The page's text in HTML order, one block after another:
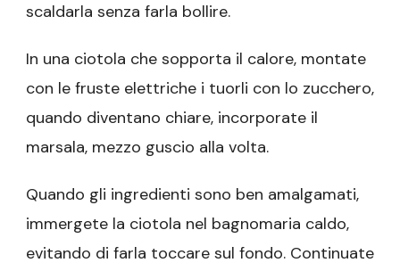
scaldarla senza farla bollire.
In una ciotola che sopporta il calore, montate
con le fruste elettriche i tuorli con lo zucchero,
quando diventano chiare, incorporate il
marsala, mezzo guscio alla volta.
Quando gli ingredienti sono ben amalgamati,
immergete la ciotola nel bagnomaria caldo,
evitando di farla toccare sul fondo. Continuate